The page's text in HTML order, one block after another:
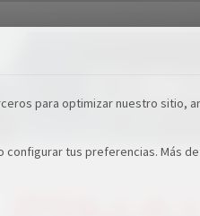
para optimizar nuestro sitio,
tus preferencias. Más